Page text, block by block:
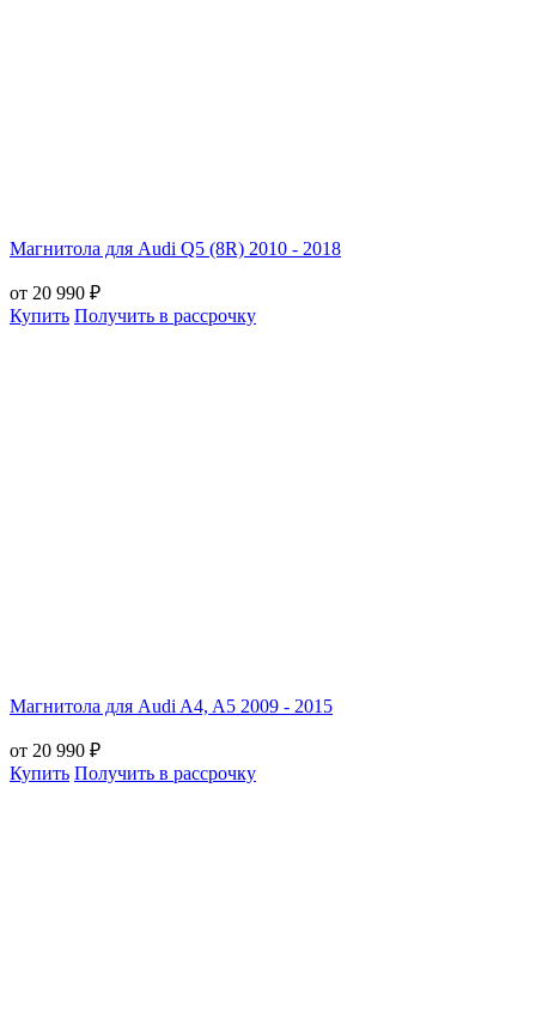
Магнитола для Audi Q5 (8R) 2010 - 2018
от 20 990 ₽
Купить Получить в рассрочку
Магнитола для Audi A4, A5 2009 - 2015
от 20 990 ₽
Купить Получить в рассрочку